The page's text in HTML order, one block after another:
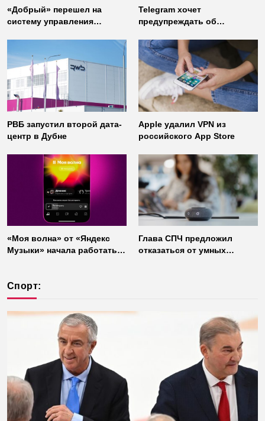
«Добрый» перешел на
систему управления
Telegram хочет
предупреждать об
неофициальных клиентов
мессенджера
РВБ запустил второй дата-
центр в Дубне
Apple удалил VPN из
российского App Store
«Моя волна» от «Яндекс
Музыки» начала работать
Глава СПЧ предложил
отказаться от умных
Спорт: